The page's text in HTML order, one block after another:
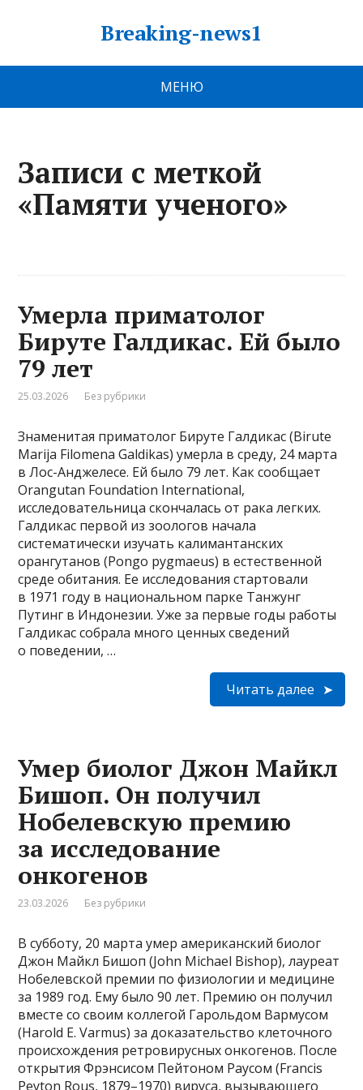
Breaking-news1
МЕНЮ
Записи с меткой
«Памяти ученого»
Умерла приматолог
Бируте Галдикас. Ей было
79 лет
25.03.2026 Без рубрики
Знаменитая приматолог Бируте Галдикас (Birute
Marija Filomena Galdikas) умерла в среду, 24 марта
в Лос-Анджелесе. Ей было 79 лет. Как сообщает
Orangutan Foundation International,
исследовательница скончалась от рака легких.
Галдикас первой из зоологов начала
систематически изучать калимантанских
орангутанов (Pongo pygmaeus) в естественной
среде обитания. Ее исследования стартовали
в 1971 году в национальном парке Танжунг
Путинг в Индонезии. Уже за первые годы работы
Галдикас собрала много ценных сведений
о поведении, …
Читать далее
Умер биолог Джон Майкл
Бишоп. Он получил
Нобелевскую премию
за исследование
онкогенов
23.03.2026 Без рубрики
В субботу, 20 марта умер американский биолог
Джон Майкл Бишоп (John Michael Bishop), лауреат
Нобелевской премии по физиологии и медицине
за 1989 год. Ему было 90 лет. Премию он получил
вместе со своим коллегой Гарольдом Вармусом
(Harold E. Varmus) за доказательство клеточного
происхождения ретровирусных онкогенов. После
открытия Фрэнсисом Пейтоном Раусом (Francis
Peyton Rous, 1879–1970) вируса, вызывающего